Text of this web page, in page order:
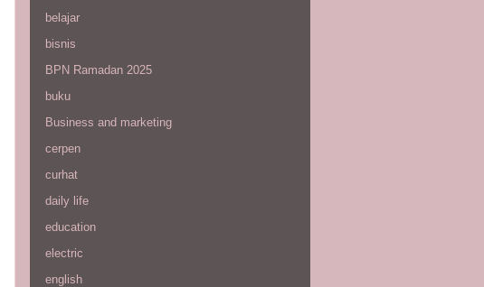
belajar
bisnis
BPN Ramadan 2025
buku
Business and marketing
cerpen
curhat
daily life
education
electric
english